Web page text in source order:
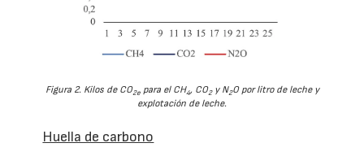
Figura 2. Kilos de CO2epara el CH4, CO2y N2O por litro de leche y
explotación de leche.
Huella de carbono